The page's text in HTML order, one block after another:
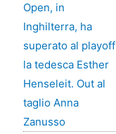
Open, in
Inghilterra, ha
superato al playoff
la tedesca Esther
Henseleit. Out al
taglio Anna
Zanusso